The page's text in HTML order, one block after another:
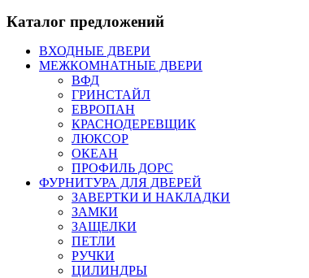
Каталог предложений
ВХОДНЫЕ ДВЕРИ
МЕЖКОМНАТНЫЕ ДВЕРИ
ВФД
ГРИНСТАЙЛ
ЕВРОПАН
КРАСНОДЕРЕВЩИК
ЛЮКСОР
ОКЕАН
ПРОФИЛЬ ДОРС
ФУРНИТУРА ДЛЯ ДВЕРЕЙ
ЗАВЕРТКИ И НАКЛАДКИ
ЗАМКИ
ЗАЩЕЛКИ
ПЕТЛИ
РУЧКИ
ЦИЛИНДРЫ